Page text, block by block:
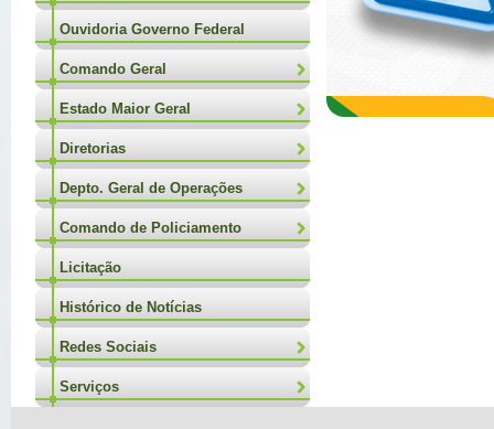
Ouvidoria Governo Federal
Comando Geral
Estado Maior Geral
Diretorias
Depto. Geral de Operações
Comando de Policiamento
Licitação
Histórico de Notícias
Redes Sociais
Serviços